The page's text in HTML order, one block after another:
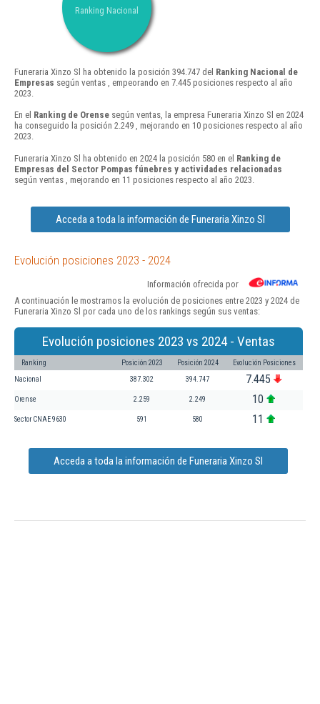
Ranking Nacional
Funeraria Xinzo Sl ha obtenido la posición 394.747 del Ranking Nacional de
Empresas según ventas , empeorando en 7.445 posiciones respecto al año
2023.
En el Ranking de Orense según ventas, la empresa Funeraria Xinzo Sl en 2024
ha conseguido la posición 2.249 , mejorando en 10 posiciones respecto al año
2023.
Funeraria Xinzo Sl ha obtenido en 2024 la posición 580 en el Ranking de
Empresas del Sector Pompas fúnebres y actividades relacionadas
según ventas , mejorando en 11 posiciones respecto al año 2023.
Acceda a toda la información de Funeraria Xinzo Sl
Evolución posiciones 2023 - 2024
Información ofrecida por
A continuación le mostramos la evolución de posiciones entre 2023 y 2024 de
Funeraria Xinzo Sl por cada uno de los rankings según sus ventas:
Evolución posiciones 2023 vs 2024 - Ventas
Ranking Posición 2023 Posición 2024 Evolución Posiciones
Nacional 387.302 394.747 7.445
Orense 2.259 2.249 10
Sector CNAE 9630 591 580 11
Acceda a toda la información de Funeraria Xinzo Sl